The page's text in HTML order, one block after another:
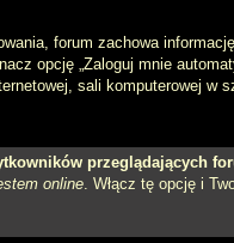
forum zachowa
opcję „Zaloguj mnie
sali komputerowej
przeglądających
online. Włącz tę opcję i